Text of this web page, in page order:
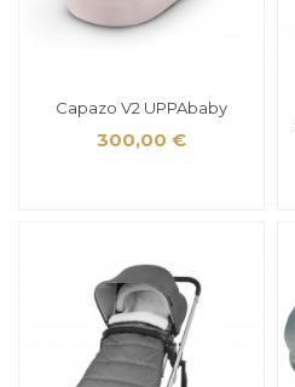
Capazo V2 UPPAbaby
300,00 €